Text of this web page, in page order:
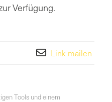
Verfügung.
Link mailen
Tools und einem